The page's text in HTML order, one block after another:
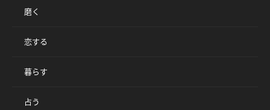
磨く
恋する
暮らす
占う